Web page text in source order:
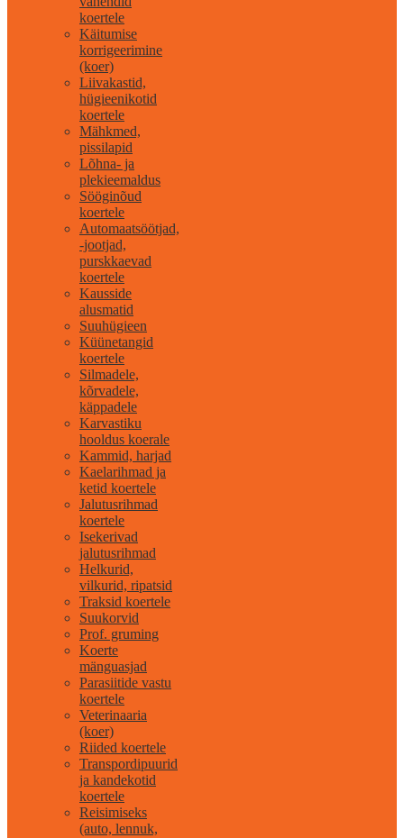
koertele
Käitumise
korrigeerimine
(koer)
Liivakastid,
hügieenikotid
koertele
Mähkmed,
pissilapid
Lõhna- ja
plekieemaldus
Sööginõud
koertele
Automaatsöötjad,
-jootjad,
purskkaevad
koertele
Kausside
alusmatid
Suuhügieen
Küünetangid
koertele
Silmadele,
kõrvadele,
käppadele
Karvastiku
hooldus koerale
Kammid, harjad
Kaelarihmad ja
ketid koertele
Jalutusrihmad
koertele
Isekerivad
jalutusrihmad
Helkurid,
vilkurid, ripatsid
Traksid koertele
Suukorvid
Prof. gruming
Koerte
mänguasjad
Parasiitide vastu
koertele
Veterinaaria
(koer)
Riided koertele
Transpordipuurid
ja kandekotid
koertele
Reisimiseks
(auto, lennuk,